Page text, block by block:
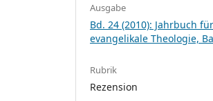
Ausgabe
Bd. 24 (2010): Jahrbuch für
evangelikale Theologie,
Rubrik
Rezension